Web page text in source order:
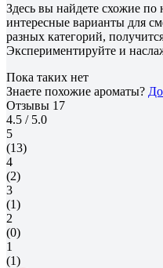
Здесь вы найдете схожие по
интересные варианты для
разных категорий,
Экспериментируйте и
Пока таких нет
Знаете похожие ароматы?
Отзывы 17
4.5 / 5.0
5
(13)
4
(2)
3
(1)
2
(0)
1
(1)